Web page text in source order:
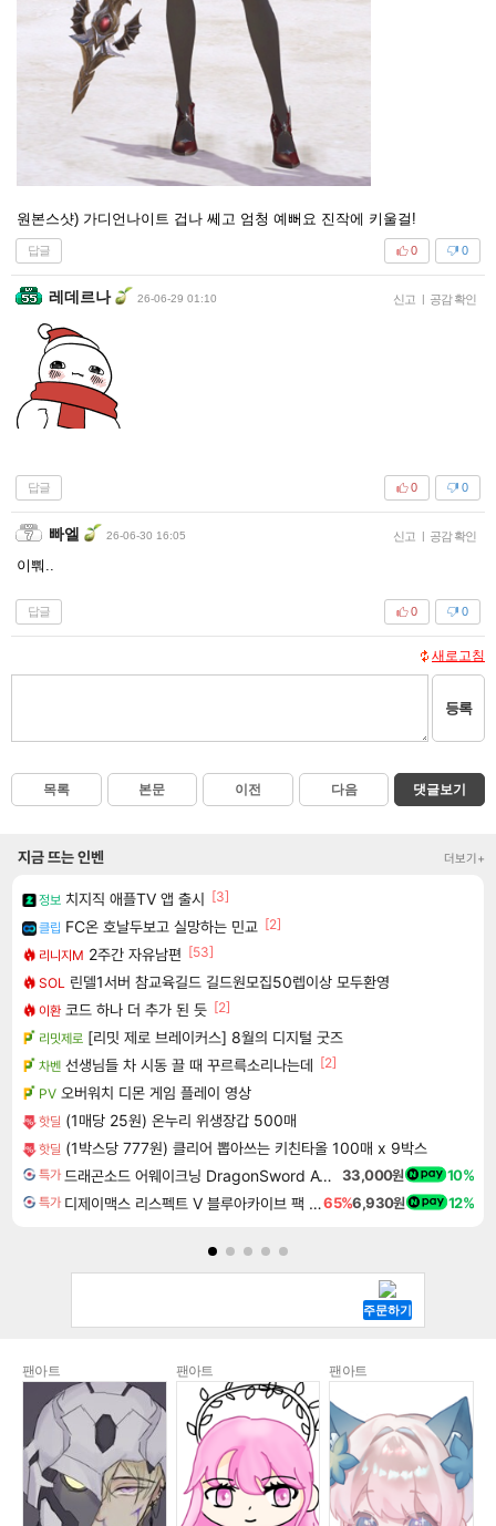
원본스샷) 가디언나이트 겁나 쎄고 엄청 예뻐요 진작에 키울걸!
답글 0
0
레데르나 26-06-29 01:10 신고 | 공감 확인
답글 0
0
빠엘 26-06-30 16:05 신고 | 공감 확인
이뿨..
답글 0
0
새로고침
등록
목록 본문 이전 다음 댓글보기
지금 뜨는 인벤 더보기+
정보 치지직 애플TV 앱 출시 [3]
클립 FC온 호날두보고 실망하는 민교 [2]
리니지M 2주간 자유남편 [53]
SOL 린델1서버 참교육길드 길드원모집50렙이상 모두환영
이환 코드 하나 더 추가 된 듯 [2]
리밋제로 [리밋 제로 브레이커스] 8월의 디지털 굿즈
차벤 선생님들 차 시동 끌 때 꾸르륵소리나는데 [2]
PV 오버워치 디몬 게임 플레이 영상
핫딜 (1매당 25원) 온누리 위생장갑 500매
핫딜 (1박스당 777원) 클리어 뽑아쓰는 키친타올 100매 x 9박스
특가 드래곤소드 어웨이크닝 DragonSword Awakening 33,000원 10%
특가 디제이맥스 리스펙트 V 블루아카이브 팩 DJMAX RESPECT V Blue Archive Pack DLC65%6,930원 12%
팬아트 팬아트 팬아트